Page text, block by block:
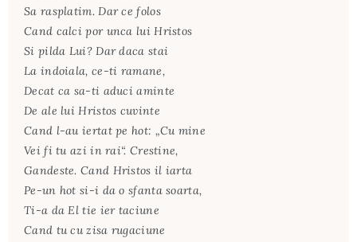
Sa rasplatim. Dar ce folos
Cand calci por unca lui Hristos
Si pilda Lui? Dar daca stai
La indoiala, ce-ti ramane,
Decat ca sa-ti aduci aminte
De ale lui Hristos cuvinte
Cand l-au iertat pe hot: „Cu mine
Vei fi tu azi in rai“. Crestine,
Gandeste. Cand Hristos il iarta
Pe-un hot si-i da o sfanta soarta,
Ti-a da El tie ier taciune
Cand tu cu zisa rugaciune